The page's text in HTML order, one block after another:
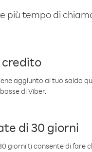
più tempo di
aggiunto al tuo saldo
di Viber.
di 30 giorni
giorni ti consente di fare